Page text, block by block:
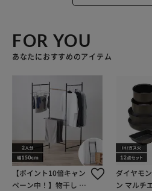
FOR YOU
あなたにおすすめのアイテム
【ポイント10倍キャン
ペーン中！】物干し 室
ダイヤモ
ン マルチ